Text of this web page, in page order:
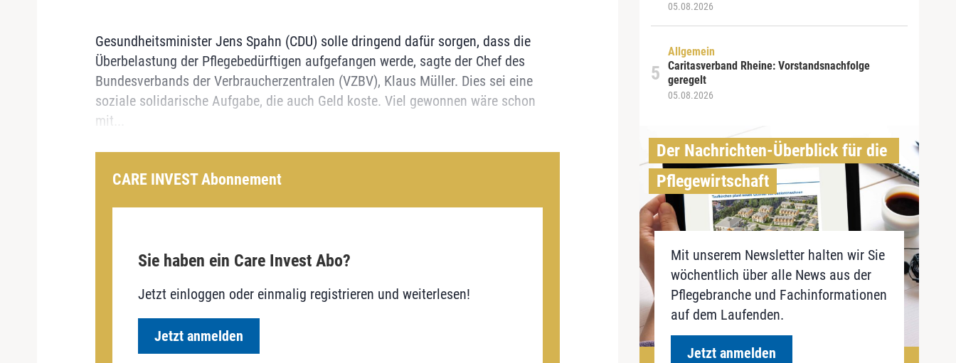
Gesundheitsminister Jens Spahn (CDU) solle dringend dafür sorgen, dass die
Überbelastung der Pflegebedürftigen aufgefangen werde, sagte der Chef des
Bundesverbands der Verbraucherzentralen (VZBV), Klaus Müller. Dies sei eine
soziale solidarische Aufgabe, die auch Geld koste. Viel gewonnen wäre schon
mit...
CARE INVEST Abonnement
Sie haben ein Care Invest Abo?
Jetzt einloggen oder einmalig registrieren und weiterlesen!
Jetzt anmelden
05.08.2026
Allgemein
Caritasverband Rheine: Vorstandsnachfolge
geregelt
05.08.2026
Der Nachrichten-Überblick für die
Pflegewirtschaft
Mit unserem Newsletter halten wir Sie
wöchentlich über alle News aus der
Pflegebranche und Fachinformationen
auf dem Laufenden.
Jetzt anmelden